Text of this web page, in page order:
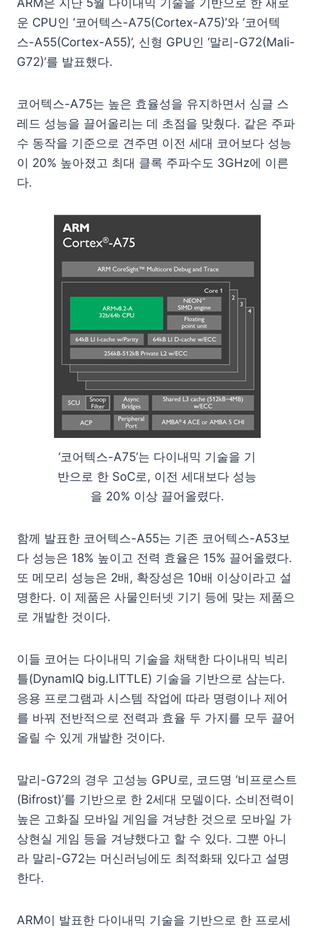
운 CPU인 ‘코어텍스-A75(Cortex-A75)’와 ‘코어텍
스-A55(Cortex-A55)’, 신형 GPU인 ‘말리-G72(Mali-
G72)’를 발표했다.
코어텍스-A75는 높은 효율성을 유지하면서 싱글 스
레드 성능을 끌어올리는 데 초점을 맞췄다. 같은 주파
수 동작을 기준으로 견주면 이전 세대 코어보다 성능
이 20% 높아졌고 최대 클록 주파수도 3GHz에 이른
다.
‘코어텍스-A75’는 다이내믹 기술을 기
반으로 한 SoC로, 이전 세대보다 성능
을 20% 이상 끌어올렸다.
함께 발표한 코어텍스-A55는 기존 코어텍스-A53보
다 성능은 18% 높이고 전력 효율은 15% 끌어올렸다.
또 메모리 성능은 2배, 확장성은 10배 이상이라고 설
명한다. 이 제품은 사물인터넷 기기 등에 맞는 제품으
로 개발한 것이다.
이들 코어는 다이내믹 기술을 채택한 다이내믹 빅리
틀(DynamIQ big.LITTLE) 기술을 기반으로 삼는다.
응용 프로그램과 시스템 작업에 따라 명령이나 제어
를 바꿔 전반적으로 전력과 효율 두 가지를 모두 끌어
올릴 수 있게 개발한 것이다.
말리-G72의 경우 고성능 GPU로, 코드명 ‘비프로스트
(Bifrost)’를 기반으로 한 2세대 모델이다. 소비전력이
높은 고화질 모바일 게임을 겨냥한 것으로 모바일 가
상현실 게임 등을 겨냥했다고 할 수 있다. 그뿐 아니
라 말리-G72는 머신러닝에도 최적화돼 있다고 설명
한다.
ARM이 발표한 다이내믹 기술을 기반으로 한 프로세